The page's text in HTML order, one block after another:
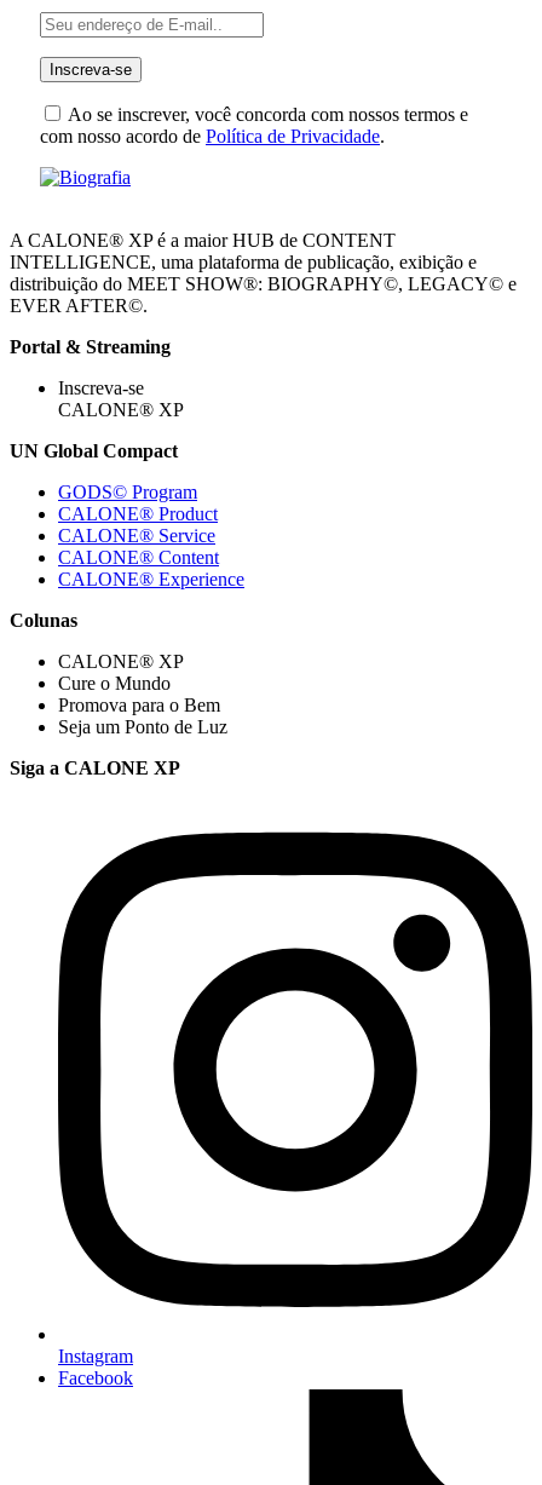
Ao se inscrever, você concorda com nossos termos e
com nosso acordo de Política de Privacidade.
A CALONE® XP é a maior HUB de CONTENT
INTELLIGENCE, uma plataforma de publicação, exibição e
distribuição do MEET SHOW®: BIOGRAPHY©, LEGACY© e
EVER AFTER©.
Portal & Streaming
Inscreva-se
CALONE® XP
UN Global Compact
GODS© Program
CALONE® Product
CALONE® Service
CALONE® Content
CALONE® Experience
Colunas
CALONE® XP
Cure o Mundo
Promova para o Bem
Seja um Ponto de Luz
Siga a CALONE XP
Instagram
Facebook